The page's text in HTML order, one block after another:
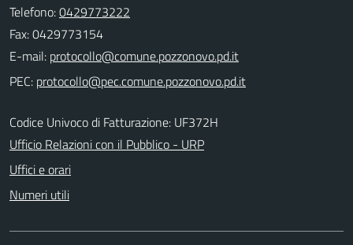
Telefono:0429773222
Fax: 0429773154
E-mail:
PEC:
Codice Univoco di Fatturazione: UF372H
Ufficio Relazioni con il Pubblico - URP
Uffici e orari
Numeri utili